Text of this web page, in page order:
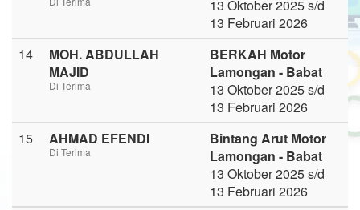
13 Oktober 2025 s/d
13 Februari 2026
14
MOH. ABDULLAH
MAJID
Di Terima
BERKAH Motor
Lamongan - Babat
13 Oktober 2025 s/d
13 Februari 2026
15
AHMAD EFENDI
Di Terima
Bintang Arut Motor
Lamongan - Babat
13 Oktober 2025 s/d
13 Februari 2026